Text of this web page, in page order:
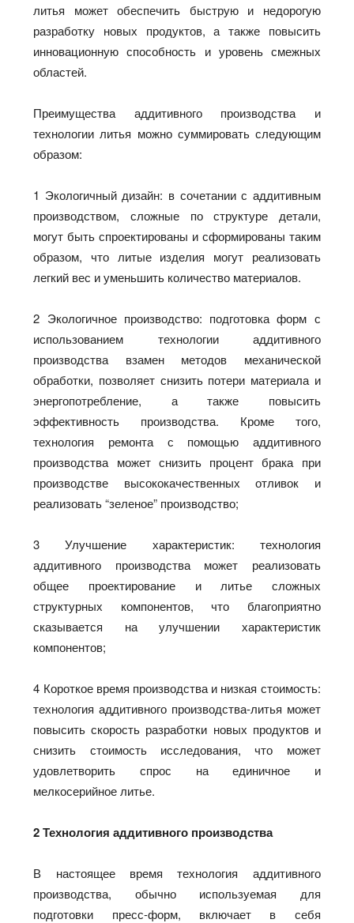
литья может обеспечить быструю и недорогую
разработку новых продуктов, а также повысить
инновационную способность и уровень смежных
областей.
Преимущества аддитивного производства и
технологии литья можно суммировать следующим
образом:
1 Экологичный дизайн: в сочетании с аддитивным
производством, сложные по структуре детали,
могут быть спроектированы и сформированы таким
образом, что литые изделия могут реализовать
легкий вес и уменьшить количество материалов.
2 Экологичное производство: подготовка форм с
использованием технологии аддитивного
производства взамен методов механической
обработки, позволяет снизить потери материала и
энергопотребление, а также повысить
эффективность производства. Кроме того,
технология ремонта с помощью аддитивного
производства может снизить процент брака при
производстве высококачественных отливок и
реализовать “зеленое” производство;
3 Улучшение характеристик: технология
аддитивного производства может реализовать
общее проектирование и литье сложных
структурных компонентов, что благоприятно
сказывается на улучшении характеристик
компонентов;
4 Короткое время производства и низкая стоимость:
технология аддитивного производства-литья может
повысить скорость разработки новых продуктов и
снизить стоимость исследования, что может
удовлетворить спрос на единичное и
мелкосерийное литье.
2 Технология аддитивного производства
В настоящее время технология аддитивного
производства, обычно используемая для
подготовки пресс-форм, включает в себя